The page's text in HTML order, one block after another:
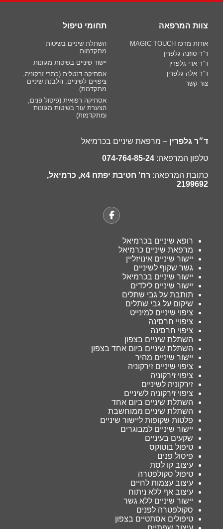
ד״ר גלפרין – מרפאת שיניים בכרמיאל
טלפון המרפאה: 074-764-85-24
כתובת המרפאה:
רח' חטיבת יפתח 4א, כרמיאל,
2199692
תחומי טיפול
השתלת שיניים בשיטות
מתקדמות
יישור שיניים בשיטות מגוונות
אסתיקה דנטלית (כתרי זרקוניה,
ציפויים לשיניים, הלבנת שיניים
מתקדמת)
אסתיקה רפואית (פיסול פנים,
הצערת עור בשיטות מגוונות
ומתקדמות)
צוות המרפאה
אודות מרכז MAGIC TOUCH
ד”ר סוזנה גלפרין
ד”ר אדי גלפרין
ד”ר אלה גלפרין
צור קשר
רופא שיניים בכרמיאל
מרפאת שיניים כרמיאל
יישור שיניים אינויזליין
גשר שקוף לשיניים
יישור שיניים בכרמיאל
יישור שיניים לילדים
תותבת על גבי שתלים
שיקום על גבי שתלים
ציפוי שיניים למינייט
ציפויי חרסינה
ציפוי חרסינה
השתלת שיניים בצפון
השתלת שיניים ביום אחד בצפון
יישור שיניים מהיר
ציפוי שיניים זירקוניה
ציפוי זירקוניה
זירקוניה לשיניים
ציפוי זירקוניה לשיניים
השתלת שיניים ביום אחד
השתלת שיניים ממוחשבת
פלטות שקופות ליישור שיניים
יישור שיניים למבוגרים
שקעים בעיניים
טיפול בוטוקס
פיסול פנים
עיצוב קו לסת
טיפול סקולפטרה
עיצוב עצמות לחיים
עיצוב אף ללא ניתוח
יישור שיניים ללא גשר
סקולפטרה לפנים
טיפולים אסתטיים בצפון